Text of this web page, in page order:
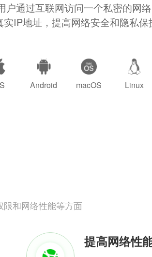
户通过互联网访问一个私密的网
IP地址，提高网络安全和隐私保
Android macOS Linux
和网络性能等方面
提高网络性